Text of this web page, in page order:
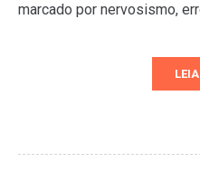
marcado por nervosismo,